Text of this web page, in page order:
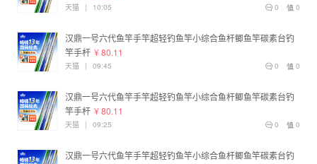
0
0
天猫 | 10:05
汉鼎一号六代鱼竿手竿超轻钓鱼竿小综合鱼杆鲫鱼竿碳素台钓
竿手杆 ¥ 80.11
0
0
天猫 | 09:45
汉鼎一号六代鱼竿手竿超轻钓鱼竿小综合鱼杆鲫鱼竿碳素台钓
竿手杆 ¥ 80.11
0
0
天猫 | 09:25
汉鼎一号六代鱼竿手竿超轻钓鱼竿小综合鱼杆鲫鱼竿碳素台钓